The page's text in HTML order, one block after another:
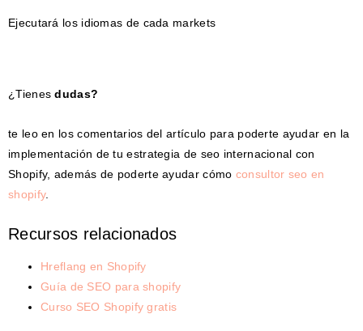
Ejecutará los idiomas de cada markets
¿Tienesdudas?
te leo en los comentarios del artículo para poderte ayudar en la
implementación de tu estrategia de seo internacional con
Shopify, además de poderte ayudar cómo consultor seo en
shopify.
Recursos relacionados
Hreflang en Shopify
Guía de SEO para shopify
Curso SEO Shopify gratis